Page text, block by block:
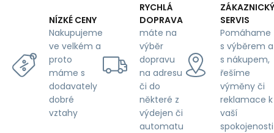
NÍZKÉ CENY
Nakupujeme
ve velkém a
proto
máme s
dodavately
dobré
vztahy
RYCHLÁ
DOPRAVA
máte na
výběr
dopravu
na adresu
či do
některé z
výdejen či
automatu
ZÁKAZNICKÝ
SERVIS
Pomáhame
s výběrem a
s nákupem,
řešíme
výměny či
reklamace k
vaší
spokojenosti